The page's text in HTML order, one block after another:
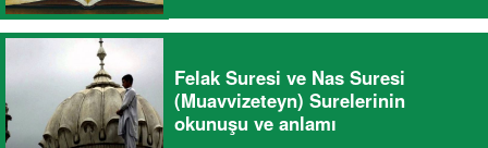
Felak Suresi ve Nas Suresi
(Muavvizeteyn) Surelerinin
okunuşu ve anlamı